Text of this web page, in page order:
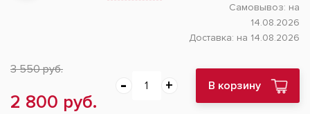
Самовывоз: на
14.08.2026
Доставка: на 14.08.2026
2 800 руб.
3 550 руб.
В корзину